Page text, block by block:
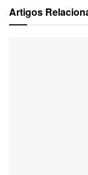
Artigos